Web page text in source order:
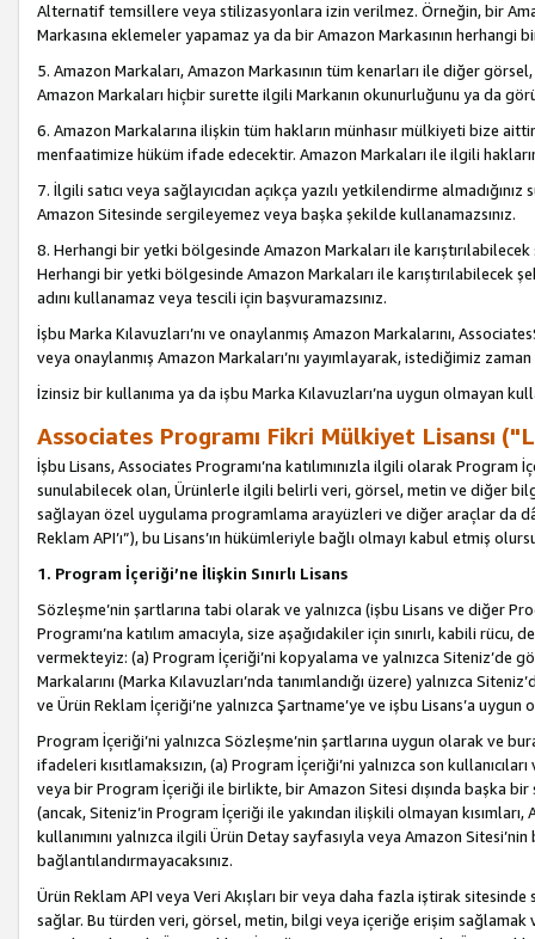
Alternatif temsillere veya stilizasyonlara izin verilmez. Örneğin, bir
Markasına eklemeler yapamaz ya da bir Amazon Markasının herhangi
5. Amazon Markaları, Amazon Markasının tüm kenarları ile diğer
Amazon Markaları hiçbir surette ilgili Markanın okunurluğunu ya da
6. Amazon Markalarına ilişkin tüm hakların münhasır mülkiyeti bize
menfaatimize hüküm ifade edecektir. Amazon Markaları ile ilgili
7. İlgili satıcı veya sağlayıcıdan açıkça yazılı yetkilendirme
Amazon Sitesinde sergileyemez veya başka şekilde kullanamazsınız.
8. Herhangi bir yetki bölgesinde Amazon Markaları ile
Herhangi bir yetki bölgesinde Amazon Markaları ile karıştırılabilecek
adını kullanamaz veya tescili için başvuramazsınız.
İşbu Marka Kılavuzları’nı ve onaylanmış Amazon Markalarını,
veya onaylanmış Amazon Markaları’nı yayımlayarak, istediğimiz
İzinsiz bir kullanıma ya da işbu Marka Kılavuzları’na uygun olmayan
Associates Programı Fikri Mülkiyet Lisansı
İşbu Lisans, Associates Programı’na katılımınızla ilgili olarak Program
sunulabilecek olan, Ürünlerle ilgili belirli veri, görsel, metin ve diğer
sağlayan özel uygulama programlama arayüzleri ve diğer araçlar da
Reklam API’ı”), bu Lisans’ın hükümleriyle bağlı olmayı kabul etmiş
1. Program İçeriği’ne İlişkin Sınırlı Lisans
Sözleşme’nin şartlarına tabi olarak ve yalnızca (işbu Lisans ve diğer
Programı’na katılım amacıyla, size aşağıdakiler için sınırlı, kabili
vermekteyiz: (a) Program İçeriği’ni kopyalama ve yalnızca Siteniz’de
Markalarını (Marka Kılavuzları’nda tanımlandığı üzere) yalnızca
ve Ürün Reklam İçeriği’ne yalnızca Şartname’ye ve işbu Lisans’a
Program İçeriği’ni yalnızca Sözleşme’nin şartlarına uygun olarak ve
ifadeleri kısıtlamaksızın, (a) Program İçeriği’ni yalnızca son
veya bir Program İçeriği ile birlikte, bir Amazon Sitesi dışında başka
(ancak, Siteniz’in Program İçeriği ile yakından ilişkili olmayan
kullanımını yalnızca ilgili Ürün Detay sayfasıyla veya Amazon
bağlantılandırmayacaksınız.
Ürün Reklam API veya Veri Akışları bir veya daha fazla iştirak
sağlar. Bu türden veri, görsel, metin, bilgi veya içeriğe erişim sağlamak